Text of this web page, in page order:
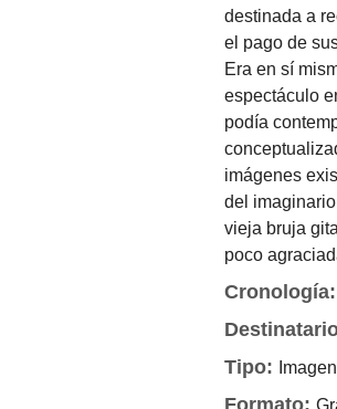
destinada a
el pago de
Era en sí
espectáculo
podía
imágenes
del
vieja bruja
poco
Tipo: Imagen
Formato: